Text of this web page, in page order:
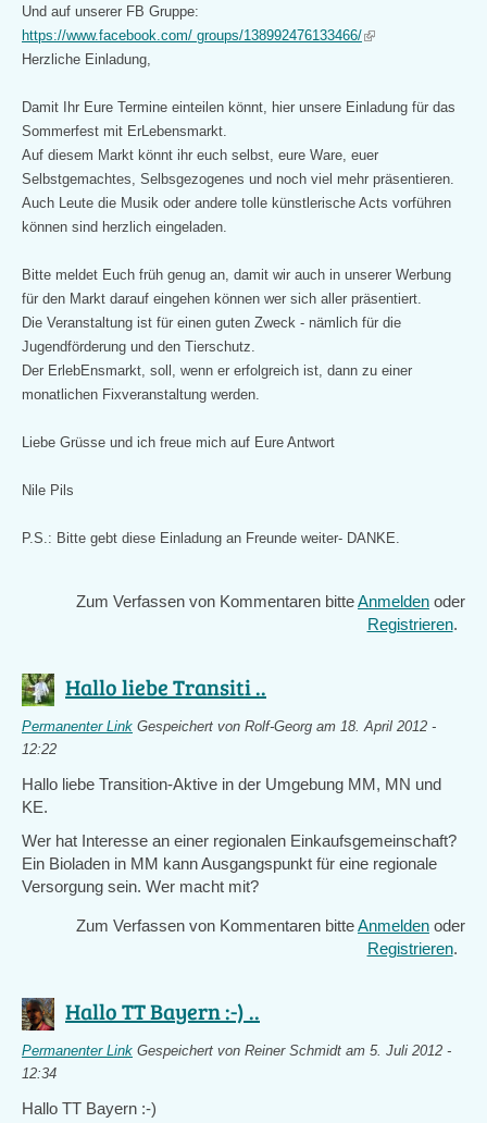
is
external)
Und auf unserer FB Gruppe:
https://www.facebook.com/ groups/138992476133466/(link
Herzliche Einladung,
Damit Ihr Eure Termine einteilen könnt, hier unsere Einladung für das
Sommerfest mit ErLebensmarkt.
Auf diesem Markt könnt ihr euch selbst, eure Ware, euer
Selbstgemachtes, Selbsgezogenes und noch viel mehr präsentieren.
Auch Leute die Musik oder andere tolle künstlerische Acts vorführen
können sind herzlich eingeladen.
Bitte meldet Euch früh genug an, damit wir auch in unserer Werbung
für den Markt darauf eingehen können wer sich aller präsentiert.
Die Veranstaltung ist für einen guten Zweck - nämlich für die
Jugendförderung und den Tierschutz.
Der ErlebEnsmarkt, soll, wenn er erfolgreich ist, dann zu einer
monatlichen Fixveranstaltung werden.
Liebe Grüsse und ich freue mich auf Eure Antwort
Nile Pils
P.S.: Bitte gebt diese Einladung an Freunde weiter- DANKE.
Zum Verfassen von Kommentaren bitteAnmelden oder
Registrieren.
Hallo liebe Transiti ..
Permanenter Link Gespeichert von Rolf-Georg am 18. April 2012 -
12:22
Hallo liebe Transition-Aktive in der Umgebung MM, MN und
KE.
Wer hat Interesse an einer regionalen Einkaufsgemeinschaft?
Ein Bioladen in MM kann Ausgangspunkt für eine regionale
Versorgung sein. Wer macht mit?
Zum Verfassen von Kommentaren bitteAnmelden oder
Registrieren.
Hallo TT Bayern :-) ..
Permanenter Link Gespeichert von Reiner Schmidt am 5. Juli 2012 -
12:34
Hallo TT Bayern :-)